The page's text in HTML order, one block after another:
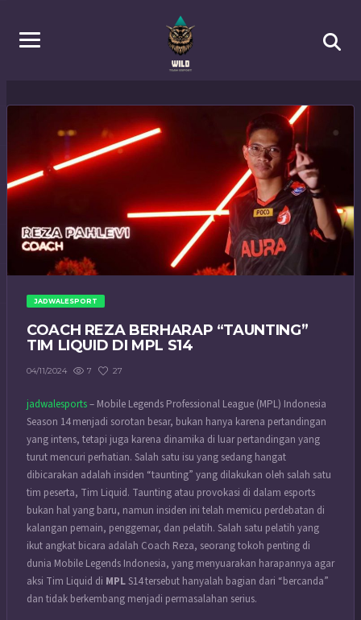
JADWALESPORT
COACH REZA BERHARAP “TAUNTING”
TIM LIQUID DI MPL S14
04/11/2024 7 27
jadwalesports– Mobile Legends Professional League (MPL) Indonesia
Season 14 menjadi sorotan besar, bukan hanya karena pertandingan
yang intens, tetapi juga karena dinamika di luar pertandingan yang
turut mencuri perhatian. Salah satu isu yang sedang hangat
dibicarakan adalah insiden “taunting” yang dilakukan oleh salah satu
tim peserta, Tim Liquid. Taunting atau provokasi di dalam esports
bukan hal yang baru, namun insiden ini telah memicu perdebatan di
kalangan pemain, penggemar, dan pelatih. Salah satu pelatih yang
ikut angkat bicara adalah Coach Reza, seorang tokoh penting di
dunia Mobile Legends Indonesia, yang menyuarakan harapannya agar
aksi Tim Liquid di MPLS14 tersebut hanyalah bagian dari “bercanda”
dan tidak berkembang menjadi permasalahan serius.